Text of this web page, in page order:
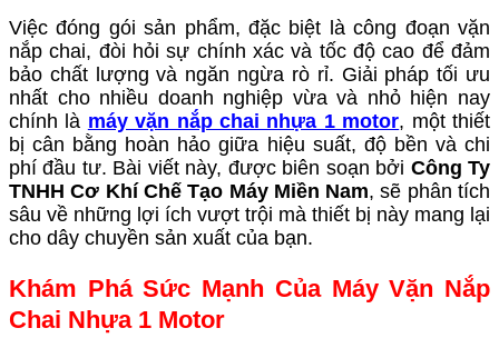
Việc đóng gói sản phẩm, đặc biệt là công đoạn vặn
nắp chai, đòi hỏi sự chính xác và tốc độ cao để đảm
bảo chất lượng và ngăn ngừa rò rỉ. Giải pháp tối ưu
nhất cho nhiều doanh nghiệp vừa và nhỏ hiện nay
chính là máy vặn nắp chai nhựa 1 motor, một thiết
bị cân bằng hoàn hảo giữa hiệu suất, độ bền và chi
phí đầu tư. Bài viết này, được biên soạn bởi Công Ty
TNHH Cơ Khí Chế Tạo Máy Miền Nam, sẽ phân tích
sâu về những lợi ích vượt trội mà thiết bị này mang lại
cho dây chuyền sản xuất của bạn.
Khám Phá Sức Mạnh Của Máy Vặn Nắp
Chai Nhựa 1 Motor